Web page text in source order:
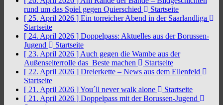
rund um das Spiel gegen Quierschied
Startseite
[ 25. April 2026 ] Ein torreicher Abend in der Saarlandliga
Startseite
[ 24. April 2026 ] Doppelpass: Aktuelles aus der Borussen-
Jugend
Startseite
[ 23. April 2026 ] Auch gegen die Wambe aus der
Außenseiterrolle das Beste machen
Startseite
[ 22. April 2026 ] Dreierkette – News aus dem Ellenfeld
Startseite
[ 21. April 2026 ]You´ll never walk alone
Startseite
[ 21. April 2026 ] Doppelpass mit der Borussen-Jugend